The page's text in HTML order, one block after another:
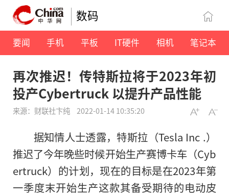
数码
要闻 手机 平板 IT硬件 相机 笔记本
再次推迟！传特斯拉将于2023年初
投产Cybertruck 以提升产品性能
来源：财联社卞纯 2022-01-14 10:35:20
据知情人士透露，特斯拉（Tesla Inc .）
推迟了今年晚些时候开始生产赛博卡车（Cyb
ertruck）的计划，现在的目标是在2023年第
一季度末开始生产这款其备受期待的电动皮